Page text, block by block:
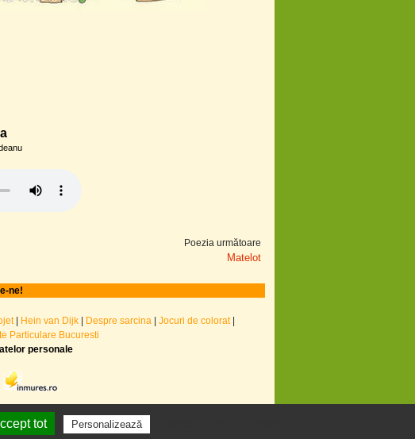
Poezia următoare
Matelot
ne!
| Hein van Dijk Despre sarcina Jocuri de colorat
Particulare Bucuresti
personale
tot Personalizează